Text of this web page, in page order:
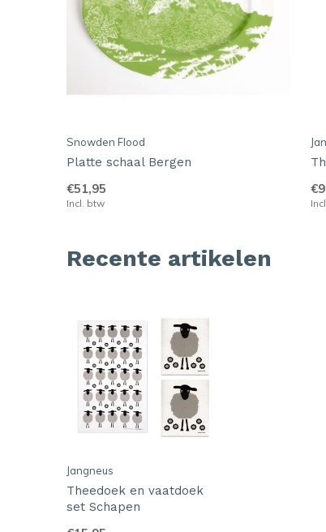
Snowden Flood
Platte schaal Bergen
€51,95
Incl. btw
Recente artikelen
Jangneus
Theedoek en vaatdoek
set Schapen